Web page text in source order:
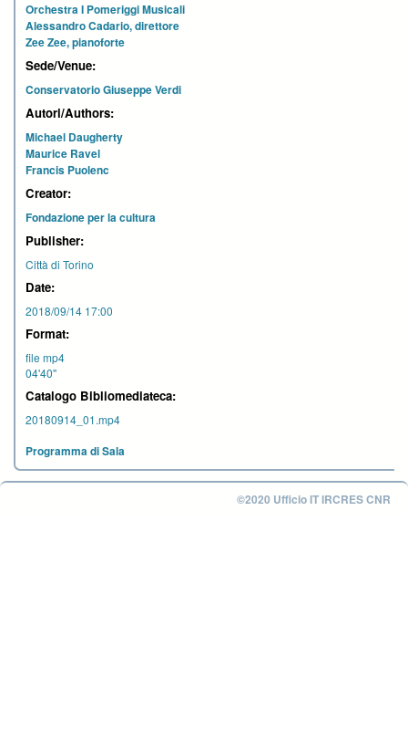
Orchestra I Pomeriggi Musicali
Alessandro Cadario, direttore
Zee Zee, pianoforte
Sede/Venue:
Conservatorio Giuseppe Verdi
Autori/Authors:
Michael Daugherty
Maurice Ravel
Francis Puolenc
Creator:
Fondazione per la cultura
Publisher:
Città di Torino
Date:
2018/09/14 17:00
Format:
file mp4
04'40''
Catalogo Bibliomediateca:
20180914_01.mp4
Programma di Sala
©2020 Ufficio IT IRCRES CNR